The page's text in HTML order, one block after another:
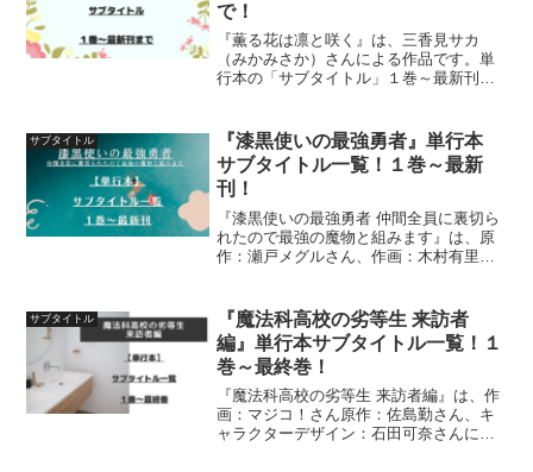
で！
『薫る花は凛と咲く』は、三香見サカ
（みかみさか）さんによる作品です。単
行本の「サブタイトル」１巻～最新刊ま
サブタイトル
『漆黒使いの最強勇者』単行本
サブタイトル一覧！１巻～最新
刊！
『漆黒使いの最強勇者 仲間全員に裏切ら
れたので最強の魔物と組みます』は、原
作：瀬戸メグルさん、作画：木村有里さ
トル」１巻～最新刊までを一覧にして紹
介しています
サブタイトル
『魔法科高校の劣等生 来訪者
編』単行本サブタイトル一覧！１
巻～最終巻！
『魔法科高校の劣等生 来訪者編』は、作
画：マジコ！さん原作：佐島勤さん、キ
ャラクターデザイン：石田可奈さんによ